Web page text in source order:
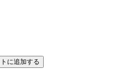
トに追加する